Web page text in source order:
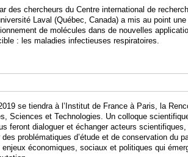
des chercheurs du Centre international de
Laval (Québec, Canada) a mis au point
de molécules dans de nouvelles
: les maladies infectieuses respiratoires.
se tiendra à l’Institut de France à Paris, la
Sciences et Technologies. Un colloque
feront dialoguer et échanger acteurs
problématiques d’étude et de conservation du
économiques, sociaux et politiques qui